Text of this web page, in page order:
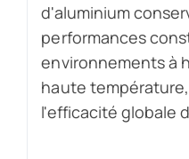
d'aluminium
performances
environnements à
haute
l'efficacité globale